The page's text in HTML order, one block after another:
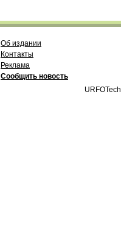
Об издании
Контакты
Реклама
Сообщить новость